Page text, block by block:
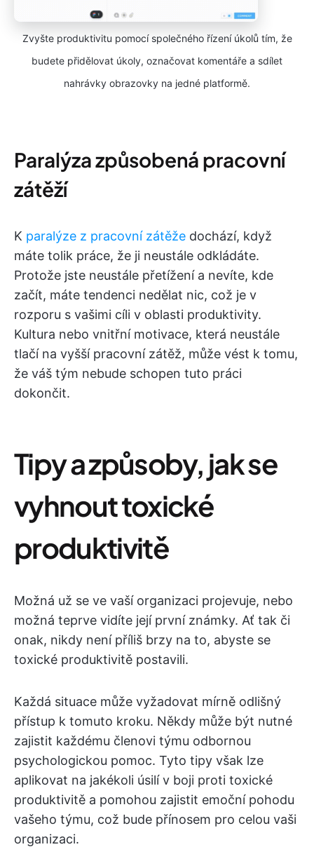
Zvyšte produktivitu pomocí společného řízení úkolů tím, že
budete přidělovat úkoly, označovat komentáře a sdílet
nahrávky obrazovky na jedné platformě.
Paralýza způsobená pracovní
zátěží
K paralýze z pracovní zátěže dochází, když
máte tolik práce, že ji neustále odkládáte.
Protože jste neustále přetížení a nevíte, kde
začít, máte tendenci nedělat nic, což je v
rozporu s vašimi cíli v oblasti produktivity.
Kultura nebo vnitřní motivace, která neustále
tlačí na vyšší pracovní zátěž, může vést k tomu,
že váš tým nebude schopen tuto práci
dokončit.
Tipy a způsoby, jak se
vyhnout toxické
produktivitě
Možná už se ve vaší organizaci projevuje, nebo
možná teprve vidíte její první známky. Ať tak či
onak, nikdy není příliš brzy na to, abyste se
toxické produktivitě postavili.
Každá situace může vyžadovat mírně odlišný
přístup k tomuto kroku. Někdy může být nutné
zajistit každému členovi týmu odbornou
psychologickou pomoc. Tyto tipy však lze
aplikovat na jakékoli úsilí v boji proti toxické
produktivitě a pomohou zajistit emoční pohodu
vašeho týmu, což bude přínosem pro celou vaši
organizaci.